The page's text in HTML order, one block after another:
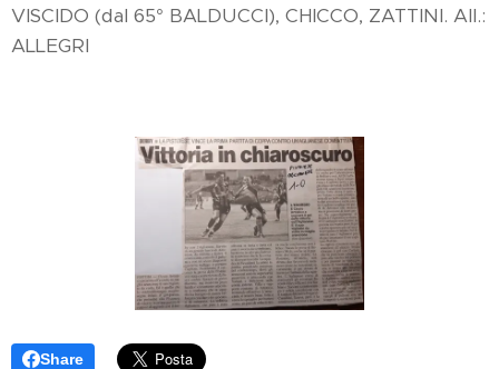
VISCIDO (dal 65° BALDUCCI), CHICCO, ZATTINI. All.:
ALLEGRI
Share